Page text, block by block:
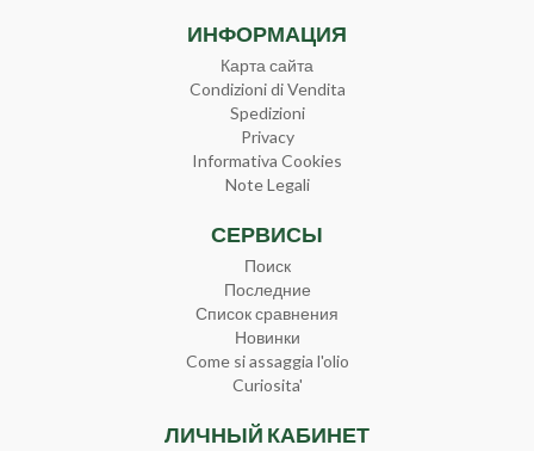
ИНФОРМАЦИЯ
Карта сайта
Condizioni di Vendita
Spedizioni
Privacy
Informativa Cookies
Note Legali
СЕРВИСЫ
Поиск
Последние
Список сравнения
Новинки
Come si assaggia l'olio
Curiosita'
ЛИЧНЫЙ КАБИНЕТ